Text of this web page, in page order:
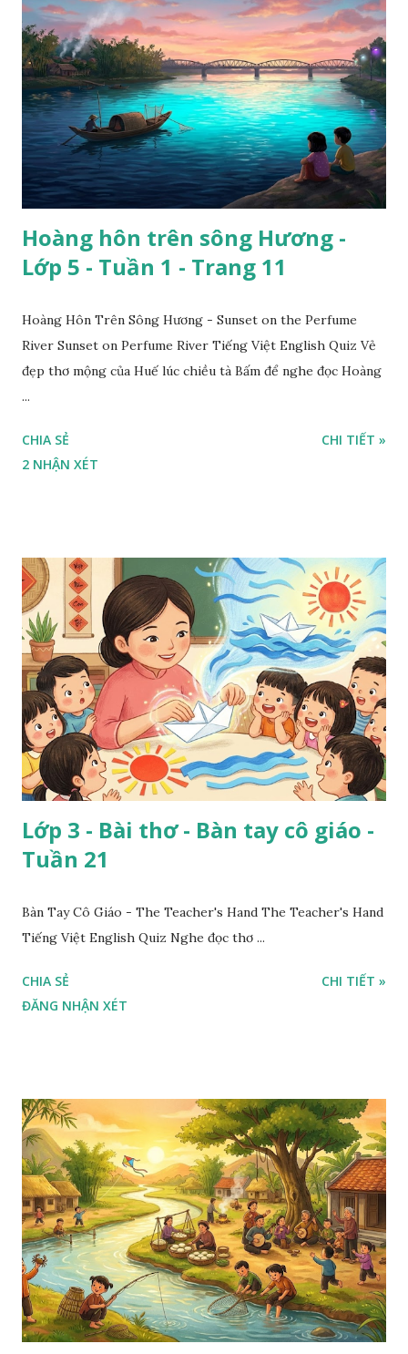
Hoàng hôn trên sông Hương -
Lớp 5 - Tuần 1 - Trang 11
Hoàng Hôn Trên Sông Hương - Sunset on the Perfume
River Sunset on Perfume River Tiếng Việt English Quiz Vẻ
đẹp thơ mộng của Huế lúc chiều tà Bấm để nghe đọc Hoàng
...
CHIA SẺ
2 NHẬN XÉT
CHI TIẾT »
Lớp 3 - Bài thơ - Bàn tay cô giáo -
Tuần 21
Bàn Tay Cô Giáo - The Teacher's Hand The Teacher's Hand
Tiếng Việt English Quiz Nghe đọc thơ ...
CHIA SẺ
ĐĂNG NHẬN XÉT
CHI TIẾT »